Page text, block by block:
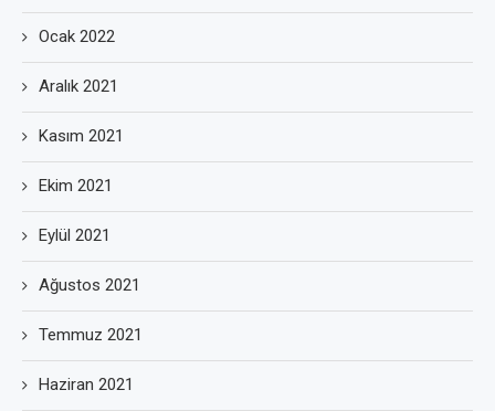
Ocak 2022
Aralık 2021
Kasım 2021
Ekim 2021
Eylül 2021
Ağustos 2021
Temmuz 2021
Haziran 2021